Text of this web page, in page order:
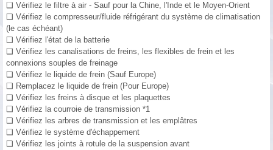
❑ Vérifiez le filtre à air - Sauf pour la Chine, l'Inde et le Moyen-Orient
❑ Vérifiez le compresseur/fluide réfrigérant du système de climatisation
(le cas échéant)
❑ Vérifiez l'état de la batterie
❑ Vérifiez les canalisations de freins, les flexibles de frein et les
connexions souples de freinage
❑ Vérifiez le liquide de frein (Sauf Europe)
❑ Remplacez le liquide de frein (Pour Europe)
❑ Vérifiez les freins à disque et les plaquettes
❑ Vérifiez la courroie de transmission *1
❑ Vérifiez les arbres de transmission et les emplâtres
❑ Vérifiez le système d'échappement
❑ Vérifiez les joints à rotule de la suspension avant